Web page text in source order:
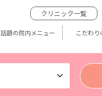
クリニック一覧
話題の院内メニュー こだわ